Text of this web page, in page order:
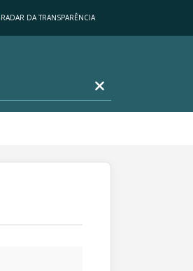
RADAR DA TRANSPARÊNCIA